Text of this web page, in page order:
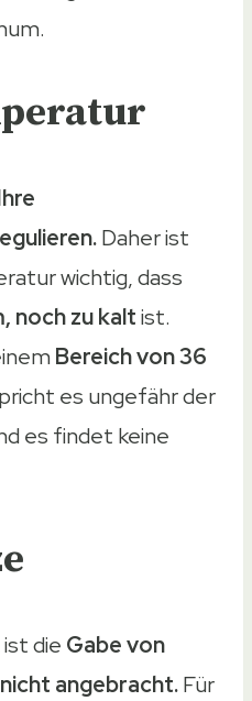
Daher ist
wichtig, dass
noch zu kaltist.
Bereich von 36
es ungefähr der
es findet keine
die Gabe von
angebracht.Für